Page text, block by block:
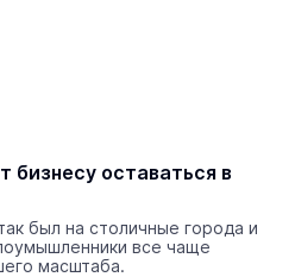
бизнесу оставаться в
был на столичные города и
все чаще
масштаба.